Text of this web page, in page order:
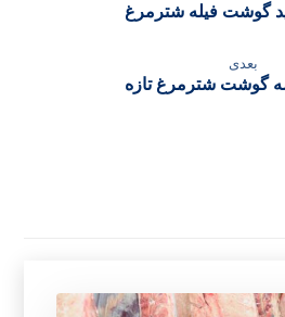
گوشت فیله شترمرغ
بعدی
گوشت شترمرغ تازه